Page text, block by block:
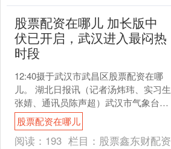
股票配资在哪儿 加长版中
伏已开启，武汉进入最闷热
时段
12:40摄于武汉市武昌区股票配资在哪
儿。 湖北日报讯（记者汤炜玮、实习生
张婧、通讯员陈声超）武汉市气象台
2026年7月25日7时0分发布高温黄色预警
信号：预计....
股票配资在哪儿
阅读： 193 栏目： 股票鑫东财配资